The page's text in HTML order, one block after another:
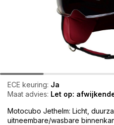
ECE keuring: Ja
Maat advies: Let op:
Motocubo Jethelm: Licht,
uitneembare/wasbare